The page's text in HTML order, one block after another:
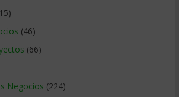
(46)
(66)
Negocios (224)